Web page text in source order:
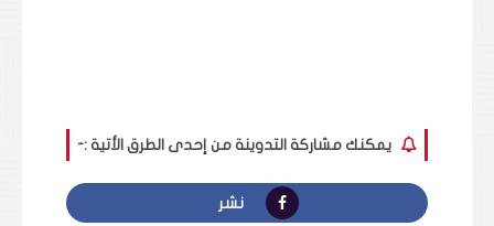
يمكنك مشاركة التدوينة من إحدى الطرق الأتية :-
نشر